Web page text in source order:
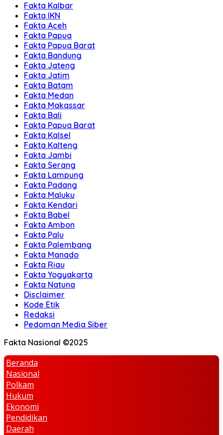
Fakta Kalbar
Fakta IKN
Fakta Aceh
Fakta Papua
Fakta Papua Barat
Fakta Bandung
Fakta Jateng
Fakta Jatim
Fakta Batam
Fakta Medan
Fakta Makassar
Fakta Bali
Fakta Papua Barat
Fakta Kalsel
Fakta Kalteng
Fakta Jambi
Fakta Serang
Fakta Lampung
Fakta Padang
Fakta Maluku
Fakta Kendari
Fakta Babel
Fakta Ambon
Fakta Palu
Fakta Palembang
Fakta Manado
Fakta Riau
Fakta Yogyakarta
Fakta Natuna
Disclaimer
Kode Etik
Redaksi
Pedoman Media Siber
Fakta Nasional ©2025
Beranda
Nasional
Polkam
Hukum
Ekonomi
Pendidikan
Daerah